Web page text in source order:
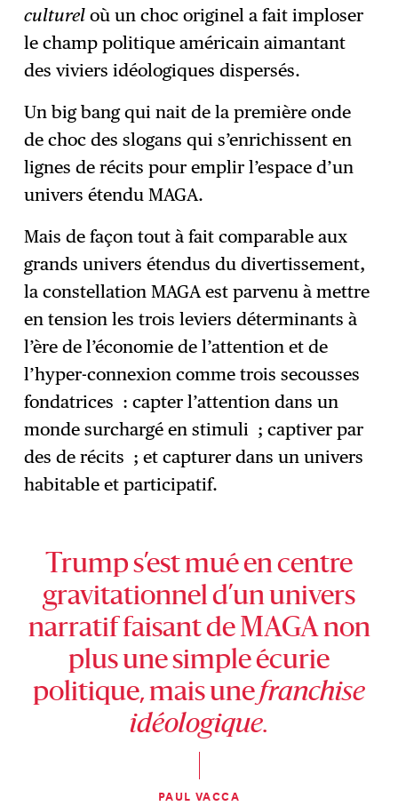
culturel où un choc originel a fait imploser
le champ politique américain aimantant
des viviers idéologiques dispersés.
Un big bang qui nait de la première onde
de choc des slogans qui s’enrichissent en
lignes de récits pour emplir l’espace d’un
univers étendu MAGA.
Mais de façon tout à fait comparable aux
grands univers étendus du divertissement,
la constellation MAGA est parvenu à mettre
en tension les trois leviers déterminants à
l’ère de l’économie de l’attention et de
l’hyper-connexion comme trois secousses
fondatrices : capter l’attention dans un
monde surchargé en stimuli ; captiver par
des de récits ; et capturer dans un univers
habitable et participatif.
Trump s’est mué en centre
gravitationnel d’un univers
narratif faisant de MAGA non
plus une simple écurie
politique, mais unefranchise
idéologique.
PAUL VACCA